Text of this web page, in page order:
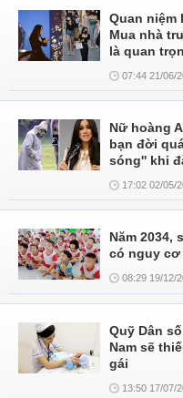
Quan niệm
Mua nhà
là quan
07:44 21/06/
Nữ hoàng
bạn đời
sóng'' khi
17:02 02/05/
Năm 2034,
có nguy cơ
08:29 19/12/
Quỹ Dân
Nam sẽ
gái
13:50 17/07/